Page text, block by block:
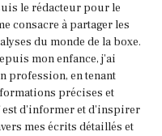
le rédacteur pour le
consacre à partager les
du monde de la boxe.
mon enfance, j'ai
profession, en tenant
précises et
est d'informer et d'inspirer
mes écrits détaillés et